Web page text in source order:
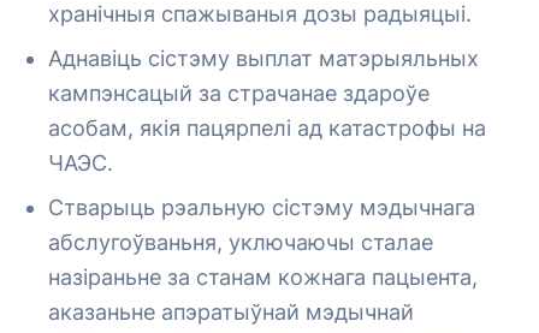
хранічныя спажываныя дозы радыяцыі.
Аднавіць сістэму выплат матэрыяльных
кампэнсацый за страчанае здароўе
асобам, якія пацярпелі ад катастрофы на
ЧАЭС.
Стварыць рэальную сістэму мэдычнага
абслугоўваньня, уключаючы сталае
назіраньне за станам кожнага пацыента,
аказаньне апэратыўнай мэдычнай